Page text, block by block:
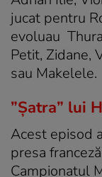
jucat pentru
evoluau
Petit, Zidane,
sau Makelele.
”Șatra” lui
Acest episod
presa
Campionatul